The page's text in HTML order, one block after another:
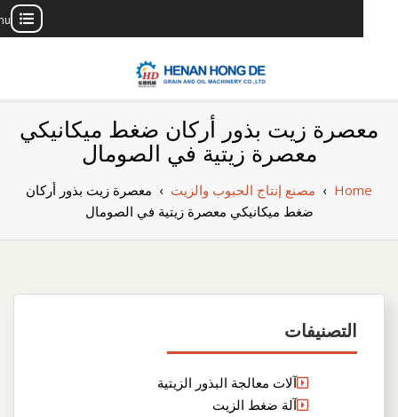
Menu
بناء مصنع إنتاج
الزيوت النباتية
الخاص بك
بناء مصنع إنتاج الزيوت النباتية الخاص بك
زيت بذور أركان ضغط ميكانيكي
معصرة زيتية في الصومال
›مصنع إنتاج الحبوب والزيت› معصرة زيت بذور أركان
ضغط ميكانيكي معصرة زيتية في الصومال
التصنيفات
آلات معالجة البذور الزيتية
آلة ضغط الزيت